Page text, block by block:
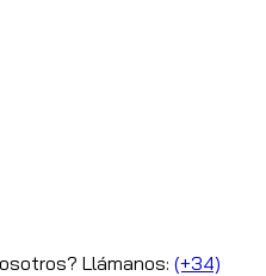
Llámanos: (+34)